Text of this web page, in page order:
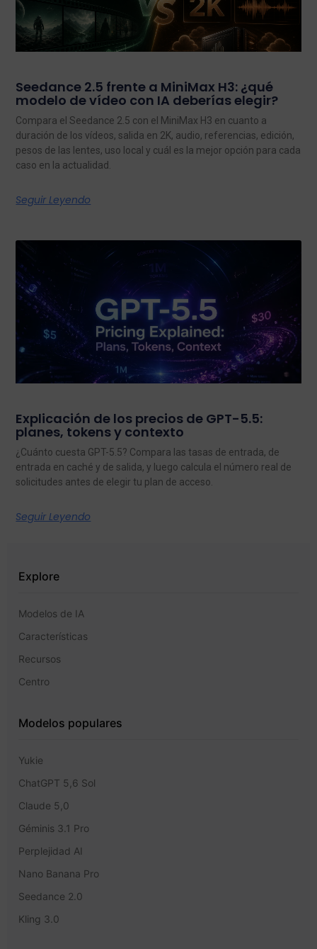
Seedance 2.5 frente a MiniMax H3: ¿qué
modelo de vídeo con IA deberías elegir?
Compara el Seedance 2.5 con el MiniMax H3 en cuanto a
duración de los vídeos, salida en 2K, audio, referencias, edición,
pesos de las lentes, uso local y cuál es la mejor opción para cada
caso en la actualidad.
Seguir Leyendo
Explicación de los precios de GPT-5.5:
planes, tokens y contexto
¿Cuánto cuesta GPT-5.5? Compara las tasas de entrada, de
entrada en caché y de salida, y luego calcula el número real de
solicitudes antes de elegir tu plan de acceso.
Seguir Leyendo
Explore
Modelos de IA
Características
Recursos
Centro
Modelos populares
Yukie
ChatGPT 5,6 Sol
Claude 5,0
Géminis 3.1 Pro
Perplejidad AI
Nano Banana Pro
Seedance 2.0
Kling 3.0